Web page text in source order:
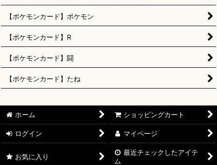
【ポケモンカード】ポケモン
【ポケモンカード】R
【ポケモンカード】闘
【ポケモンカード】たね
ホーム ショッピングカート
ログイン マイページ
お気に入り
最近チェックしたアイテ
ム